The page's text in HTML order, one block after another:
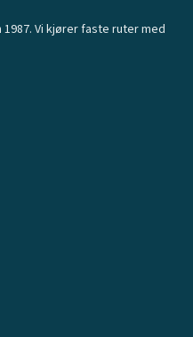
Vi kjører faste ruter med